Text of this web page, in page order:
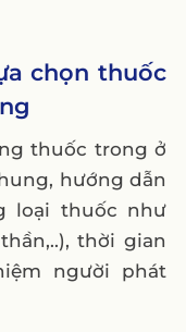
chọn thuốc
thuốc trong ở
hướng dẫn
loại thuốc như
thời gian
người phát